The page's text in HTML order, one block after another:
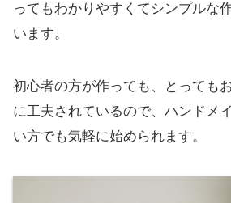
ってもわかりやすくてシンプルな
います。
初心者の方が作っても、とっても
に工夫されているので、ハンドメ
い方でも気軽に始められます。